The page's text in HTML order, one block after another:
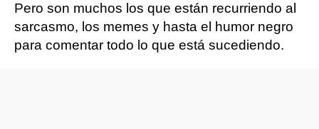
Pero son muchos los que están recurriendo al
sarcasmo, los memes y hasta el humor negro
para comentar todo lo que está sucediendo.